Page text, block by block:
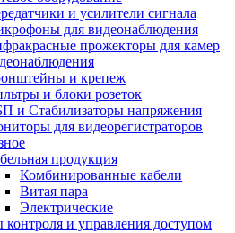
и усилители сигнала
для видеонаблюдения
прожекторы для камер
и крепеж
и блоки розеток
и Стабилизаторы напряжения
для видеорегистраторов
продукция
Комбинированные кабели
Витая пара
Электрические
и управления доступом